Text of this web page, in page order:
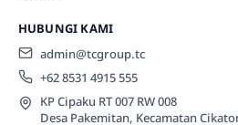
HUBUNGI KAMI
admin@tcgroup.tc
+62 8531 4915 555
KP Cipaku RT 007 RW 008
Desa Pakemitan, Kecamatan